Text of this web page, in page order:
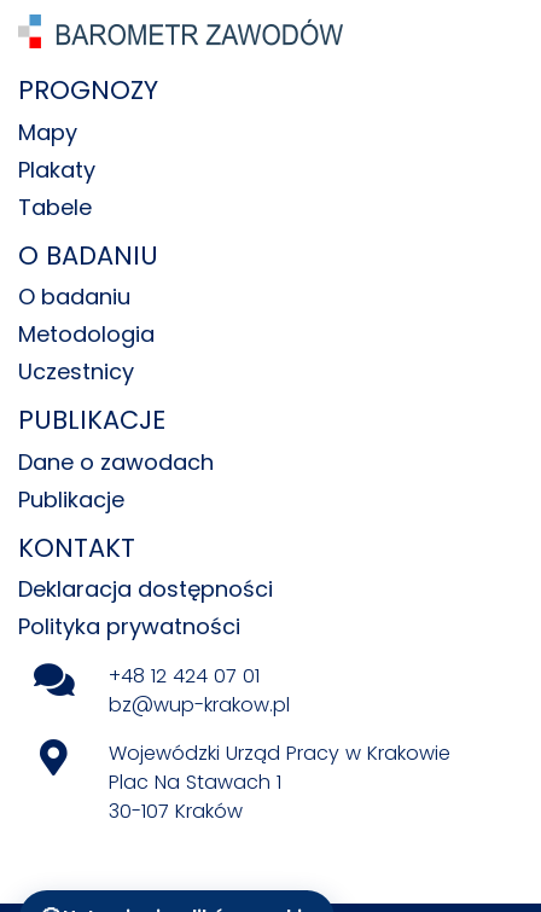
PROGNOZY
Mapy
Plakaty
Tabele
O BADANIU
O badaniu
Metodologia
Uczestnicy
PUBLIKACJE
Dane o zawodach
Publikacje
KONTAKT
Deklaracja dostępności
Polityka prywatności
+48 12 424 07 01
bz@wup-krakow.pl
Wojewódzki Urząd Pracy w Krakowie
Plac Na Stawach 1
30-107 Kraków